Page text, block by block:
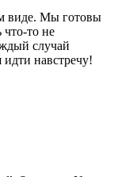
виде. Мы готовы
что-то не
случай
идти навстречу!